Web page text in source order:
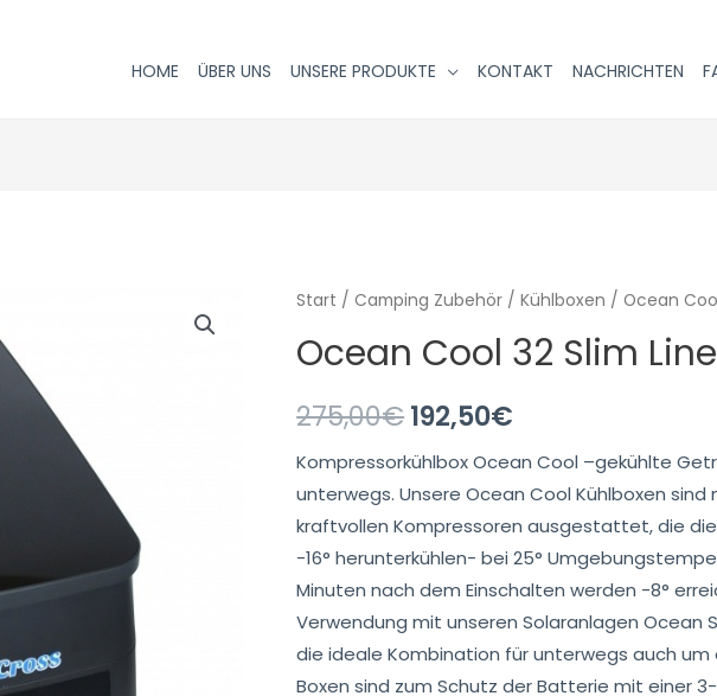
HOME ÜBER UNS UNSERE PRODUKTE KONTAKT NACHRICHTEN
Start /Camping Zubehör /Kühlboxen / Ocean
Ocean Cool 32 Slim Line
275,00€192,50€
Kompressorkühlbox Ocean Cool –gekühlte
unterwegs. Unsere Ocean Cool Kühlboxen
kraftvollen Kompressoren ausgestattet, die
-16° herunterkühlen- bei 25°
Minuten nach dem Einschalten werden -8°
Verwendung mit unseren Solaranlagen Ocean
die ideale Kombination für unterwegs auch um
Boxen sind zum Schutz der Batterie mit einer